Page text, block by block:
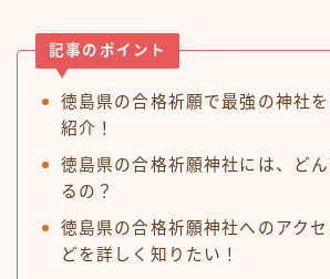
記事のポイント
徳島県の合格祈願で最強の神社
紹介！
徳島県の合格祈願神社には、ど
るの？
徳島県の合格祈願神社へのアク
どを詳しく知りたい！